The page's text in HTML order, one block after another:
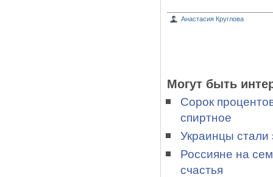
Анастасия Круглова
Могут быть
Сорок
спиртное
Украинцы стали
Россияне на
счастья